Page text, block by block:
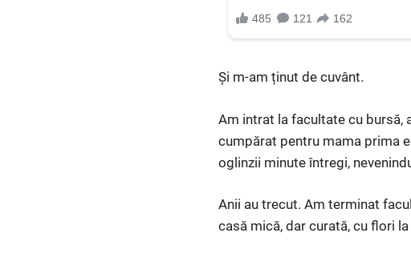
Și m-am ținut de cuvânt.
Am intrat la facultate cu bursă,
cumpărat pentru mama prima
oglinzii minute întregi,
Anii au trecut. Am terminat
casă mică, dar curată, cu flori